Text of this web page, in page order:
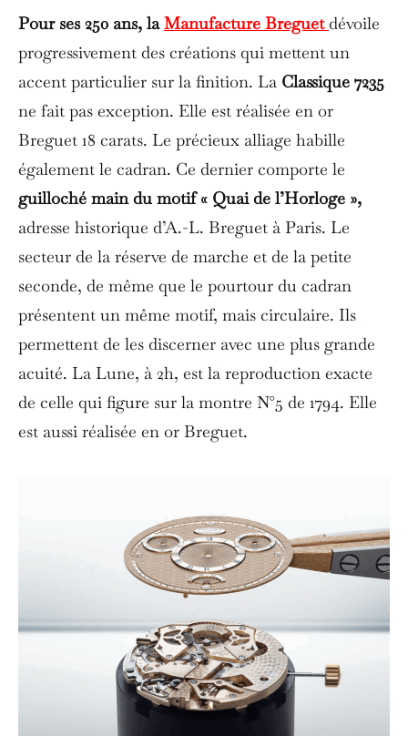
Pour ses 250 ans, laManufacture Breguetdévoile
progressivement des créations qui mettent un
accent particulier sur la finition. La Classique 7235
ne fait pas exception. Elle est réalisée en or
Breguet 18 carats. Le précieux alliage habille
également le cadran. Ce dernier comporte le
guilloché main du motif « Quai de l’Horloge »,
adresse historique d’A.-L. Breguet à Paris. Le
secteur de la réserve de marche et de la petite
seconde, de même que le pourtour du cadran
présentent un même motif, mais circulaire. Ils
permettent de les discerner avec une plus grande
acuité. La Lune, à 2h, est la reproduction exacte
de celle qui figure sur la montre N°5 de 1794. Elle
est aussi réalisée en or Breguet.